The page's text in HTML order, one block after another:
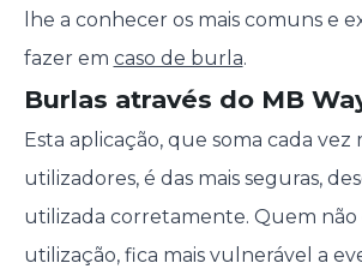
lhe a conhecer os mais comuns e
fazer em caso de burla.
Burlas através do MB
Esta aplicação, que soma cada vez
utilizadores, é das mais seguras,
utilizada corretamente. Quem não
utilização, fica mais vulnerável a